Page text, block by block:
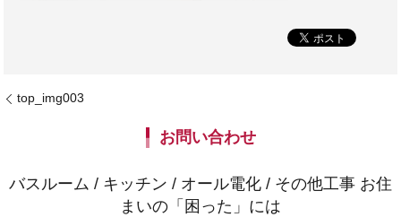
top_img003
お問い合わせ
バスルーム / キッチン / オール電化 / その他工事 お住
まいの「困った」には